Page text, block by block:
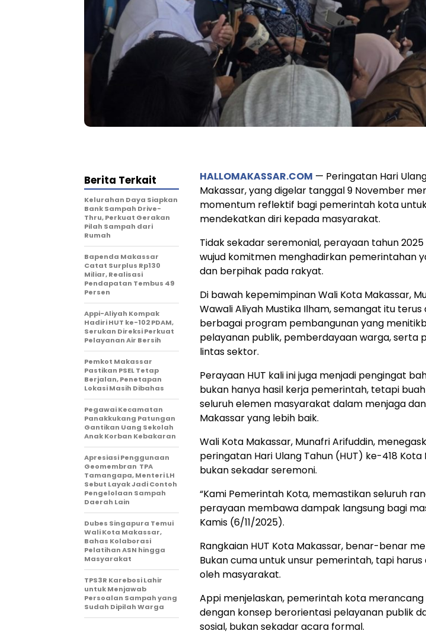
HALLOMAKASSAR.COM — Peringatan Hari
Makassar, yang digelar tanggal 9 November
momentum reflektif bagi pemerintah kota
mendekatkan diri kepada masyarakat.
Tidak sekadar seremonial, perayaan tahun
wujud komitmen menghadirkan pemerintahan
dan berpihak pada rakyat.
Di bawah kepemimpinan Wali Kota Makassar,
Wawali Aliyah Mustika Ilham, semangat itu
berbagai program pembangunan yang
pelayanan publik, pemberdayaan warga, serta
lintas sektor.
Perayaan HUT kali ini juga menjadi pengingat
bukan hanya hasil kerja pemerintah, tetapi
seluruh elemen masyarakat dalam menjaga
Makassar yang lebih baik.
Wali Kota Makassar, Munafri Arifuddin,
peringatan Hari Ulang Tahun (HUT) ke-418 Kota
bukan sekadar seremoni.
“Kami Pemerintah Kota, memastikan seluruh
perayaan membawa dampak langsung bagi
Kamis (6/11/2025).
Rangkaian HUT Kota Makassar, benar-benar
Bukan cuma untuk unsur pemerintah, tapi
oleh masyarakat.
Appi menjelaskan, pemerintah kota merancang
dengan konsep berorientasi pelayanan publik
sosial, bukan sekadar acara formal.
Berita Terkait
Kelurahan Daya Siapkan
Bank Sampah Drive-
Thru, Perkuat Gerakan
Pilah Sampah dari
Rumah
Bapenda Makassar
Catat Surplus Rp130
Miliar, Realisasi
Pendapatan Tembus 49
Persen
Appi-Aliyah Kompak
Hadiri HUT ke-102 PDAM,
Serukan Direksi Perkuat
Pelayanan Air Bersih
Pemkot Makassar
Pastikan PSEL Tetap
Berjalan, Penetapan
Lokasi Masih Dibahas
Pegawai Kecamatan
Panakkukang Patungan
Gantikan Uang Sekolah
Anak Korban Kebakaran
Apresiasi Penggunaan
Geomembran TPA
Tamangapa, Menteri LH
Sebut Layak Jadi Contoh
Pengelolaan Sampah
Daerah Lain
Dubes Singapura Temui
Wali Kota Makassar,
Bahas Kolaborasi
Pelatihan ASN hingga
Masyarakat
TPS3R Karebosi Lahir
untuk Menjawab
Persoalan Sampah yang
Sudah Dipilah Warga